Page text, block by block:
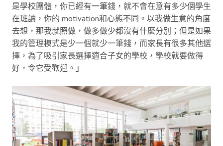
是學校團體，你已經有一筆錢，就不會在意有多少個學生
在班讀，你的 motivation和心態不同。以我做生意的角度
去想，那我就照做，做多做少都沒有什麼分別；但是如果
我的管理模式是少一個就少一筆錢，而家長有很多其他選
擇，為了吸引家長選擇適合子女的學校，學校就要做得
好，令它受歡迎。」